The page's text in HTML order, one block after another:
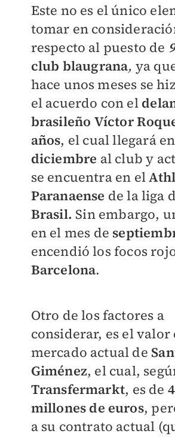
Este no es el único
tomar en
respecto al puesto de
club blaugrana, ya
hace unos meses se
el acuerdo con el
brasileño Víctor
años, el cual llegará en
diciembre al club y
se encuentra en el
Paranaense de la liga
Brasil. Sin embargo,
en el mes de
encendió los focos
Barcelona.
Otro de los factores a
considerar, es el valor
mercado actual de
Giménez, el cual,
Transfermarkt, es de
millones de euros,
a su contrato actual